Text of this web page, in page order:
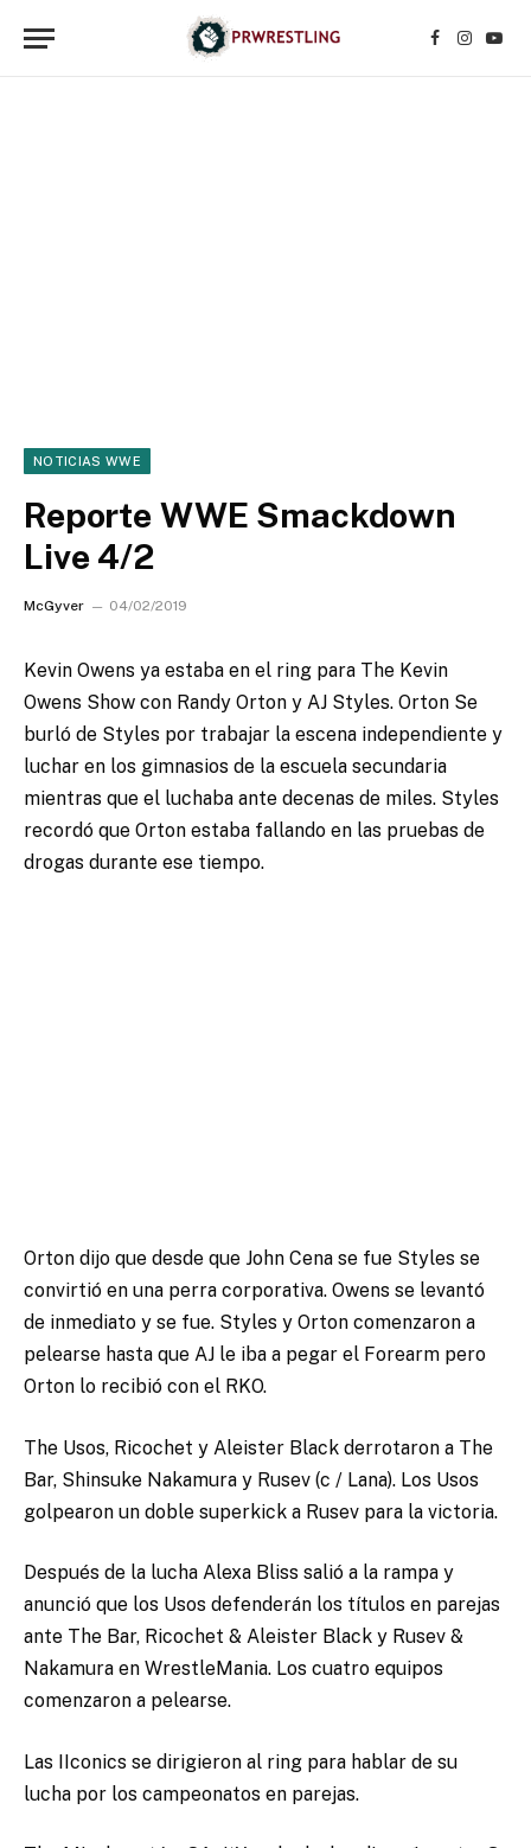
Facebook
NOTICIAS WWE
Reporte WWE Smackdown
Live 4/2
McGyver 04/02/2019
Kevin Owens ya estaba en el ring para The Kevin
Owens Show con Randy Orton y AJ Styles. Orton Se
burló de Styles por trabajar la escena independiente y
luchar en los gimnasios de la escuela secundaria
mientras que el luchaba ante decenas de miles. Styles
recordó que Orton estaba fallando en las pruebas de
drogas durante ese tiempo.
Orton dijo que desde que John Cena se fue Styles se
convirtió en una perra corporativa. Owens se levantó
de inmediato y se fue. Styles y Orton comenzaron a
pelearse hasta que AJ le iba a pegar el Forearm pero
Orton lo recibió con el RKO.
The Usos, Ricochet y Aleister Black derrotaron a The
Bar, Shinsuke Nakamura y Rusev (c / Lana). Los Usos
golpearon un doble superkick a Rusev para la victoria.
Después de la lucha Alexa Bliss salió a la rampa y
anunció que los Usos defenderán los títulos en parejas
ante The Bar, Ricochet & Aleister Black y Rusev &
Nakamura en WrestleMania. Los cuatro equipos
comenzaron a pelearse.
Las IIconics se dirigieron al ring para hablar de su
lucha por los campeonatos en parejas.